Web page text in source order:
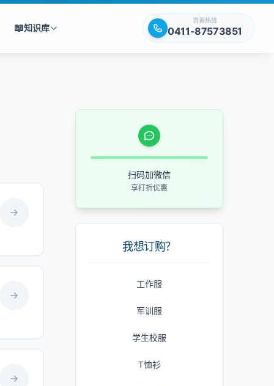
📖知识库
咨询热线
0411-87573851
扫码加微信
享打折优惠
我想订购？
工作服
军训服
学生校服
T恤衫